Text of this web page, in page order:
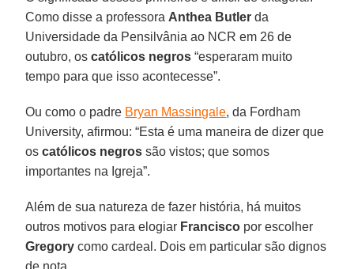
Como disse a professora Anthea Butler da
Universidade da Pensilvânia ao NCR em 26 de
outubro, oscatólicos negros “esperaram muito
tempo para que isso acontecesse”.
Ou como o padre Bryan Massingale, da Fordham
University, afirmou: “Esta é uma maneira de dizer que
oscatólicos negros são vistos; que somos
importantes na Igreja”.
Além de sua natureza de fazer história, há muitos
outros motivos para elogiar Francisco por escolher
Gregory como cardeal. Dois em particular são dignos
de nota.